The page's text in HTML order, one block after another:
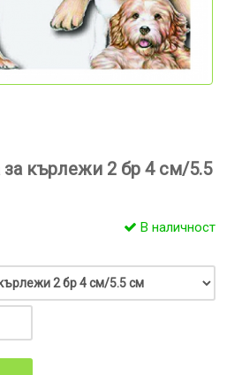
кърлежи 2 бр 4 см/5.5
В наличност